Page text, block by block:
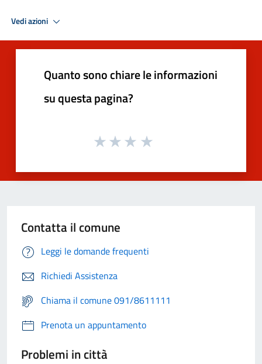
Vedi azioni
Quanto sono chiare le informazioni
su questa pagina?
Contatta il comune
Leggi le domande frequenti
Richiedi Assistenza
Chiama il comune 091/8611111
Prenota un appuntamento
Problemi in città